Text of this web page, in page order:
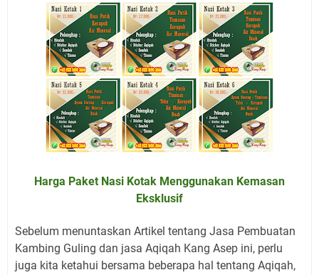
Harga Paket Nasi Kotak Menggunakan Kemasan
Eksklusif
Sebelum menuntaskan Artikel tentang Jasa Pembuatan
Kambing Guling dan jasa Aqiqah Kang Asep ini, perlu
juga kita ketahui bersama beberapa hal tentang Aqiqah,